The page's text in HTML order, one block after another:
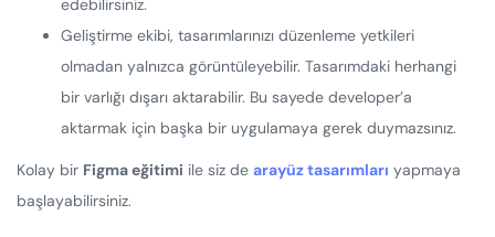
edebilirsiniz.
Geliştirme ekibi, tasarımlarınızı düzenleme yetkileri
olmadan yalnızca görüntüleyebilir. Tasarımdaki herhangi
bir varlığı dışarı aktarabilir. Bu sayede developer’a
aktarmak için başka bir uygulamaya gerek duymazsınız.
Kolay bir Figma eğitimi ile siz de arayüz tasarımları yapmaya
başlayabilirsiniz.